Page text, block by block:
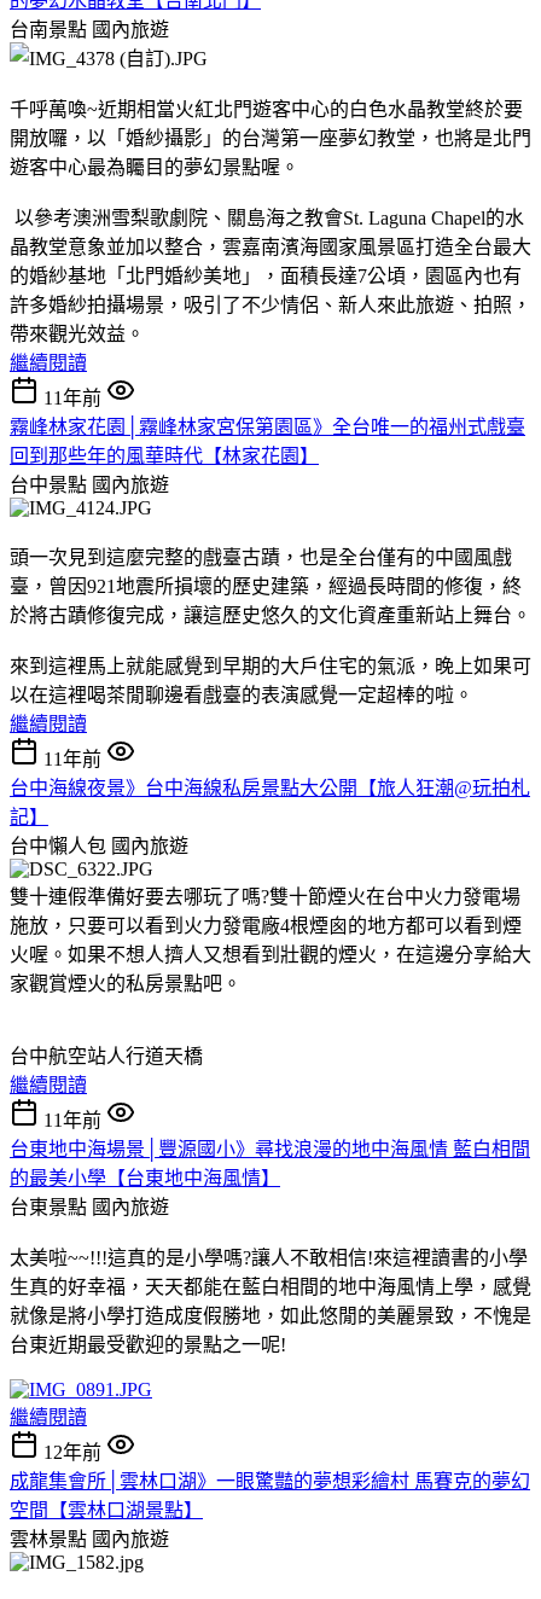
台南景點 國內旅遊
千呼萬喚~近期相當火紅北門遊客中心的白色水晶教堂終於要
開放囉，以「婚紗攝影」的台灣第一座夢幻教堂，也將是北門
遊客中心最為矚目的夢幻景點喔。
以參考澳洲雪梨歌劇院、關島海之教會St. Laguna Chapel的水
晶教堂意象並加以整合，雲嘉南濱海國家風景區打造全台最大
的婚紗基地「北門婚紗美地」，面積長達7公頃，園區內也有
許多婚紗拍攝場景，吸引了不少情侶、新人來此旅遊、拍照，
帶來觀光效益。
繼續閱讀
11年前
霧峰林家花園│霧峰林家宮保第園區》全台唯一的福州式戲臺
回到那些年的風華時代【林家花園】
台中景點 國內旅遊
頭一次見到這麼完整的戲臺古蹟，也是全台僅有的中國風戲
臺，曾因921地震所損壞的歷史建築，經過長時間的修復，終
於將古蹟修復完成，讓這歷史悠久的文化資產重新站上舞台。
來到這裡馬上就能感覺到早期的大戶住宅的氣派，晚上如果可
以在這裡喝茶閒聊邊看戲臺的表演感覺一定超棒的啦。
繼續閱讀
11年前
台中海線夜景》台中海線私房景點大公開【旅人狂潮@玩拍札
記】
台中懶人包 國內旅遊
雙十連假準備好要去哪玩了嗎?雙十節煙火在台中火力發電場
施放，只要可以看到火力發電廠4根煙囪的地方都可以看到煙
火喔。如果不想人擠人又想看到壯觀的煙火，在這邊分享給大
家觀賞煙火的私房景點吧。
台中航空站人行道天橋
繼續閱讀
11年前
台東地中海場景│豐源國小》尋找浪漫的地中海風情 藍白相間
的最美小學【台東地中海風情】
台東景點 國內旅遊
太美啦~~!!!這真的是小學嗎?讓人不敢相信!來這裡讀書的小學
生真的好幸福，天天都能在藍白相間的地中海風情上學，感覺
就像是將小學打造成度假勝地，如此悠閒的美麗景致，不愧是
台東近期最受歡迎的景點之一呢!
繼續閱讀
12年前
成龍集會所│雲林口湖》一眼驚豔的夢想彩繪村 馬賽克的夢幻
空間【雲林口湖景點】
雲林景點 國內旅遊